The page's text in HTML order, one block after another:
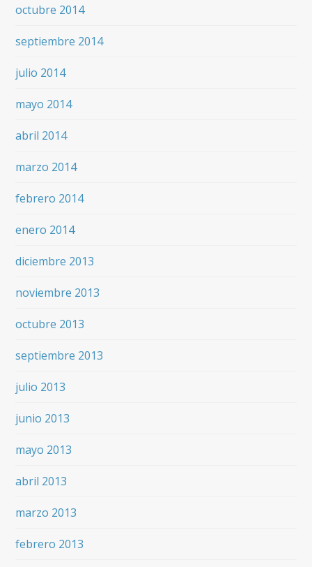
octubre 2014
septiembre 2014
julio 2014
mayo 2014
abril 2014
marzo 2014
febrero 2014
enero 2014
diciembre 2013
noviembre 2013
octubre 2013
septiembre 2013
julio 2013
junio 2013
mayo 2013
abril 2013
marzo 2013
febrero 2013